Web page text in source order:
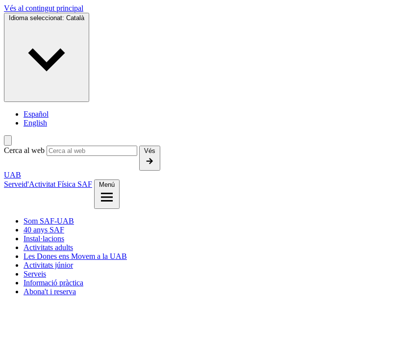
Vés al contingut principal
Idioma seleccionat: Català
Español
English
Cerca al web Vés
UAB
Serveid'Activitat Física SAF Menú
Som SAF-UAB
40 anys SAF
Instal·lacions
Activitats adults
Les Dones ens Movem a la UAB
Activitats júnior
Serveis
Informació pràctica
Abona't i reserva